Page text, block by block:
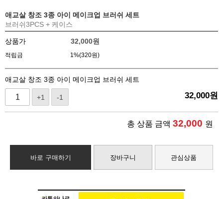
애교살 창조 3종 아이 메이크업 브러쉬 세트
브러쉬3PCS + 케이스
상품가 32,000원
적립금 1%(320원)
애교살 창조 3종 아이 메이크업 브러쉬 세트
+1 -1 32,000원
총 상품 금액 32,000 원
바로 구매하기 장바구니 관심상품